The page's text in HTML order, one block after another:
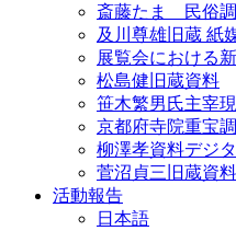
斎藤たま 民俗
及川尊雄旧蔵 紙
展覧会における
松島健旧蔵資料
笹木繁男氏主宰
京都府寺院重宝
柳澤孝資料デジ
菅沼貞三旧蔵資料
活動報告
日本語